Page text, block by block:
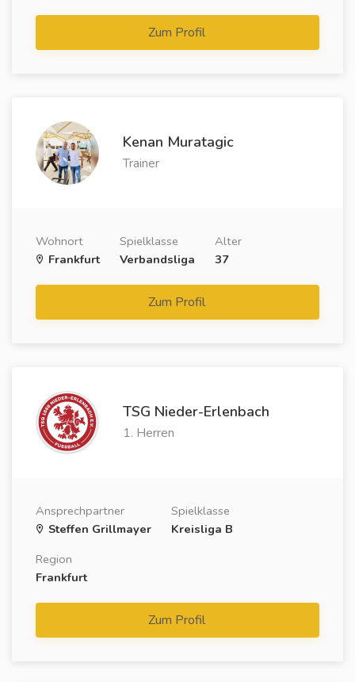
Zum Profil
Kenan Muratagic
Trainer
Wohnort
Frankfurt
Spielklasse
Verbandsliga
Alter
37
Zum Profil
TSG Nieder-Erlenbach
1. Herren
Ansprechpartner
Steffen Grillmayer
Spielklasse
Kreisliga B
Region
Frankfurt
Zum Profil